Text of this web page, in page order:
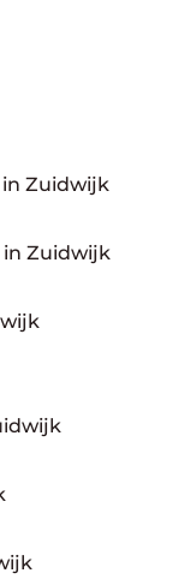
Zuidwijk
in Zuidwijk